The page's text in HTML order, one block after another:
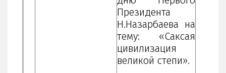
Президента
Н.Назарбаева на
тему: «Саксая
цивилизация
великой степи».